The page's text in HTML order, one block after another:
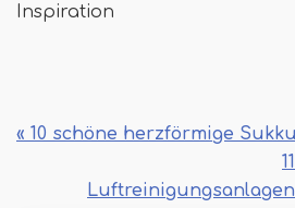
Inspiration
« 10 schöne herzförmige